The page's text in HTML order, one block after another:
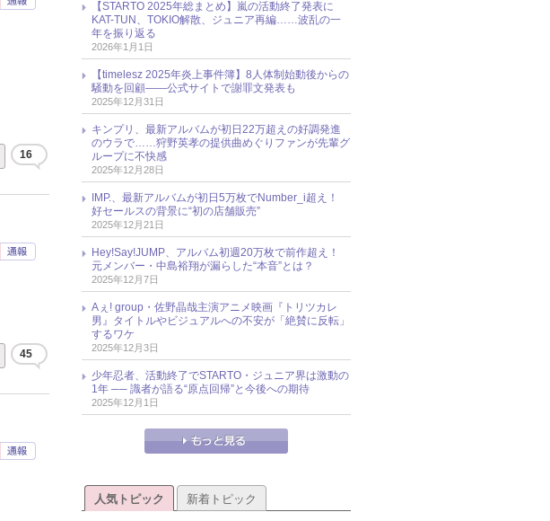
16
45
【STARTO 2025年総まとめ】嵐の活動終了発表に
KAT-TUN、TOKIO解散、ジュニア再編……波乱の一
年を振り返る
2026年1月1日
【timelesz 2025年炎上事件簿】8人体制始動後からの
騒動を回顧――公式サイトで謝罪文発表も
2025年12月31日
キンプリ、最新アルバムが初日22万超えの好調発進
のウラで……狩野英孝の提供曲めぐりファンが先輩グ
ループに不快感
2025年12月28日
IMP.、最新アルバムが初日5万枚でNumber_i超え！
好セールスの背景に“初の店舗販売”
2025年12月21日
Hey!Say!JUMP、アルバム初週20万枚で前作超え！
元メンバー・中島裕翔が漏らした“本音”とは？
2025年12月7日
Aぇ! group・佐野晶哉主演アニメ映画『トリツカレ
男』タイトルやビジュアルへの不安が「絶賛に反転」
するワケ
2025年12月3日
少年忍者、活動終了でSTARTO・ジュニア界は激動の
1年 ── 識者が語る“原点回帰”と今後への期待
2025年12月1日
人気トピック 新着トピック